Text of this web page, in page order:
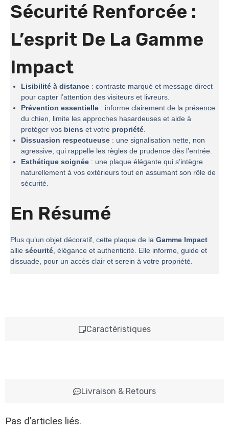
Caractéristiques
Livraison & Retours
Sécurité Renforcée :
L’esprit De La Gamme
Impact
Lisibilité à distance : contraste marqué et message direct
pour capter l’attention des visiteurs et livreurs.
Prévention essentielle : informe clairement de la présence
du chien, limite les approches hasardeuses et aide à
protéger vos biens et votre propriété.
Dissuasion respectueuse : une signalisation nette, non
agressive, qui rappelle les règles de prudence dès l’entrée.
Esthétique soignée : une plaque élégante qui s’intègre
naturellement à vos extérieurs tout en assumant son rôle de
sécurité.
En Résumé
Plus qu’un objet décoratif, cette plaque de la Gamme Impact
allie sécurité, élégance et authenticité. Elle informe, guide et
dissuade, pour un accès clair et serein à votre propriété.
Pas d’articles liés.